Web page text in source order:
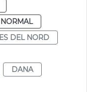
NORMAL
DEL NORD
DANA